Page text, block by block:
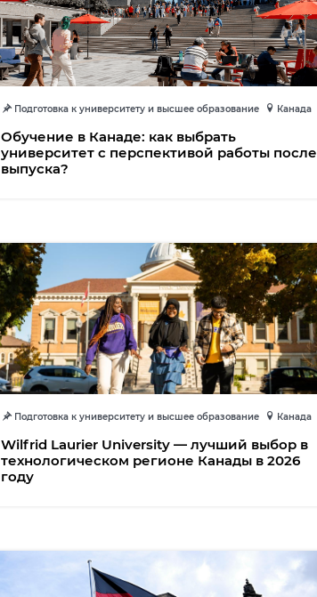
Подготовка к университету и высшее образование Канада
Обучение в Канаде: как выбрать
университет с перспективой работы после
выпуска?
Подготовка к университету и высшее образование Канада
Wilfrid Laurier University — лучший выбор в
технологическом регионе Канады в 2026
году